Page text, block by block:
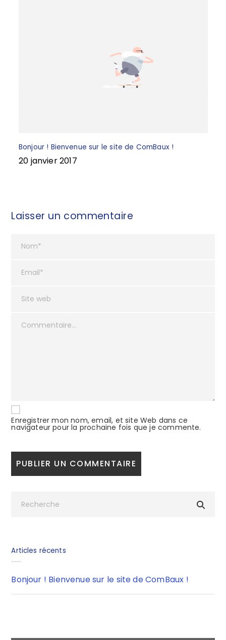
Bonjour ! Bienvenue sur le site de ComBaux !
20 janvier 2017
Laisser un commentaire
Enregistrer mon nom, email, et site Web dans ce
navigateur pour la prochaine fois que je commente.
Articles récents
Bonjour ! Bienvenue sur le site de ComBaux !